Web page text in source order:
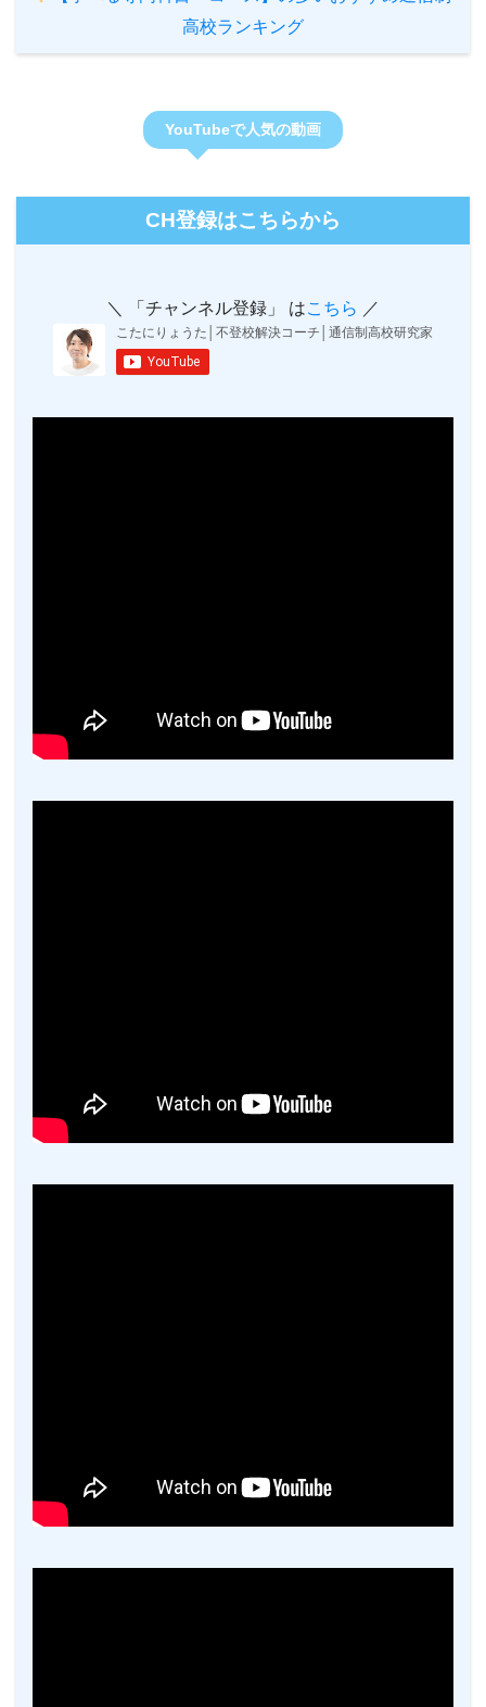
高校ランキング
YouTubeで人気の動画
CH登録はこちらから
＼ 「チャンネル登録」 はこちら ／